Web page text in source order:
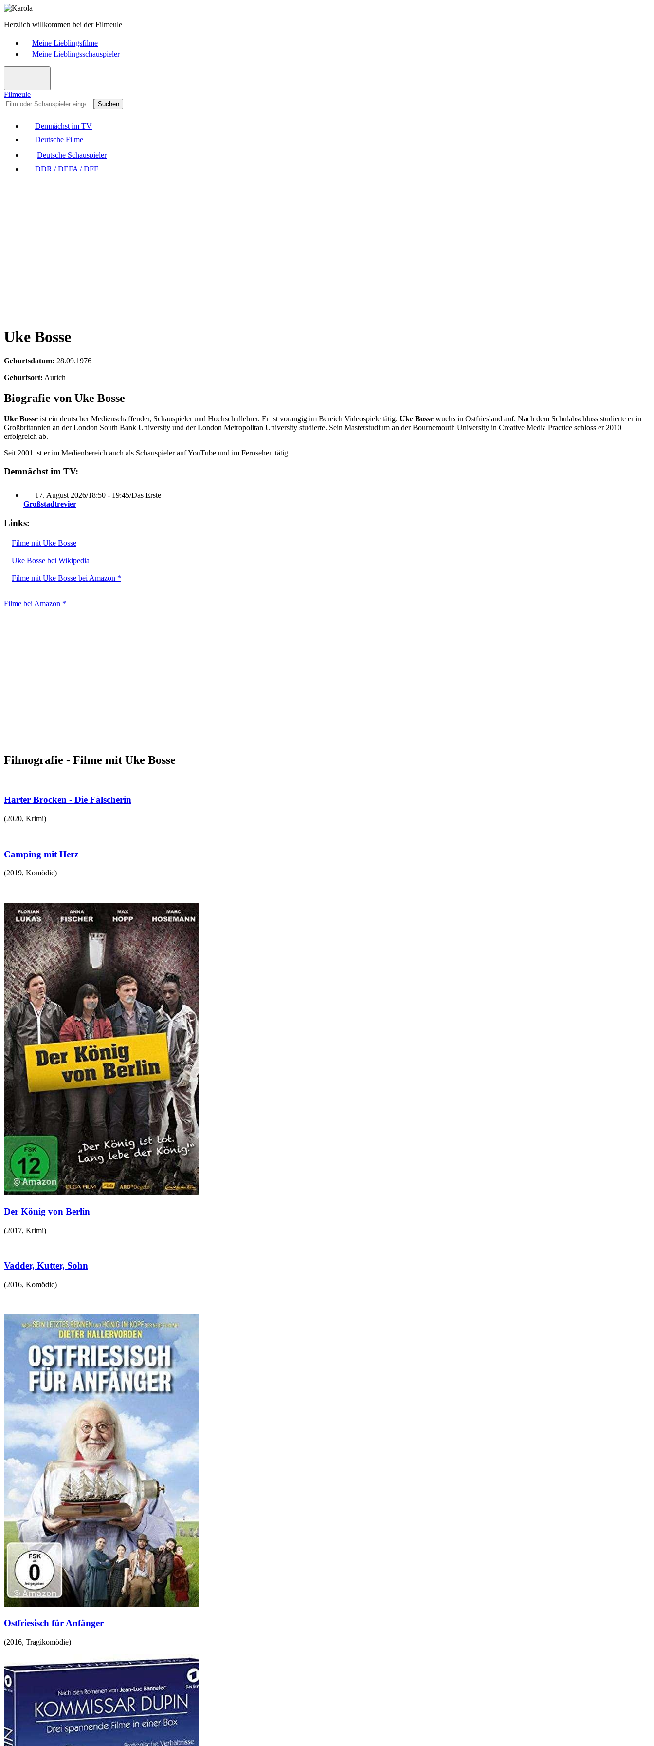
Herzlich willkommen bei der Filmeule
Meine Lieblingsfilme
Meine Lieblingsschauspieler
Filmeule
Suchen
Demnächst im TV
Deutsche Filme
Deutsche Schauspieler
DDR / DEFA / DFF
Uke Bosse
Geburtsdatum: 28.09.1976
Geburtsort: Aurich
Biografie von Uke Bosse
Uke Bosse ist ein deutscher Medienschaffender, Schauspieler und Hochschullehrer. Er ist vorangig im Bereich Videospiele tätig. Uke Bosse wuchs in Ostfriesland auf. Nach dem Schulabschluss studierte er in
Großbritannien an der London South Bank University und der London Metropolitan University studierte. Sein Masterstudium an der Bournemouth University in Creative Media Practice schloss er 2010
erfolgreich ab.
Seit 2001 ist er im Medienbereich auch als Schauspieler auf YouTube und im Fernsehen tätig.
Demnächst im TV:
17. August 2026/18:50 - 19:45/Das Erste
Großstadtrevier
Links:
Filme mit Uke Bosse
Uke Bosse bei Wikipedia
Filme mit Uke Bosse bei Amazon *
Filme bei Amazon *
Filmografie - Filme mit Uke Bosse
Harter Brocken - Die Fälscherin
(2020, Krimi)
Camping mit Herz
(2019, Komödie)
Der König von Berlin
(2017, Krimi)
Vadder, Kutter, Sohn
(2016, Komödie)
Ostfriesisch für Anfänger
(2016, Tragikomödie)